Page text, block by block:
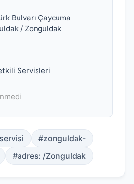
Bulvarı Çaycuma
/ Zonguldak
Servisleri
#zonguldak-
#adres: /Zonguldak